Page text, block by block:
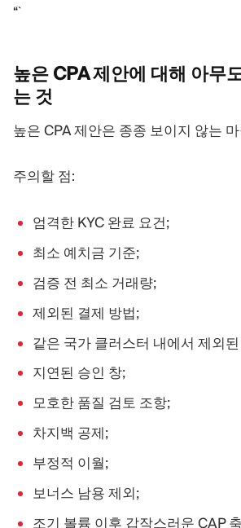
“`
높은 CPA 제안에 대해 아무
는 것
높은 CPA 제안은 종종 보이지 않는
주의할 점:
엄격한 KYC 완료 요건;
최소 예치금 기준;
검증 전 최소 거래량;
제외된 결제 방법;
같은 국가 클러스터 내에서 제외
지연된 승인 창;
모호한 품질 검토 조항;
차지백 공제;
부정적 이월;
보너스 남용 제외;
조기 볼륨 이후 갑작스러운 CAP